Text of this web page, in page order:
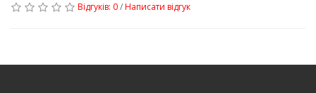
Відгуків: 0/Написати відгук